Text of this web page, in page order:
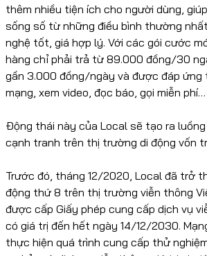
thêm nhiều tiện ích cho người dùng,
sống số từ những điều bình thường
nghệ tốt, giá hợp lý. Với các gói cước
hàng chỉ phải trả từ 89.000 đồng/30
gần 3.000 đồng/ngày và được đáp ứng
mạng, xem video, đọc báo, gọi miễn phí…
Động thái này của Local sẽ tạo ra
cạnh tranh trên thị trường di động vốn
Trước đó, tháng 12/2020, Local đã trở
động thứ 8 trên thị trường viễn thông
được cấp Giấy phép cung cấp dịch vụ
có giá trị đến hết ngày 14/12/2030.
thực hiện quá trình cung cấp thử